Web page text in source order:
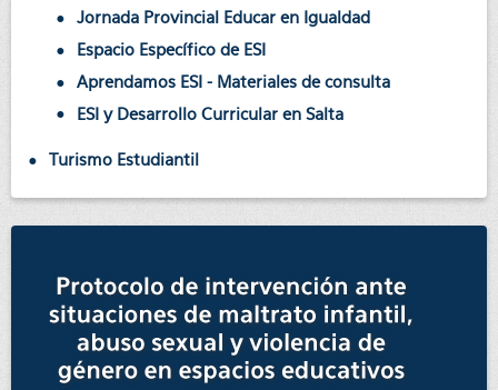
Jornada Provincial Educar en Igualdad
Espacio Específico de ESI
Aprendamos ESI - Materiales de consulta
ESI y Desarrollo Curricular en Salta
Turismo Estudiantil